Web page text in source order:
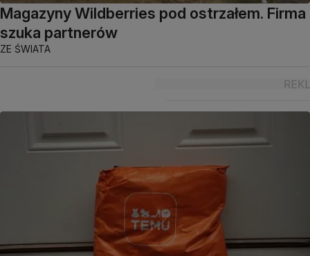
Magazyny Wildberries pod ostrzałem. Firma
szuka partnerów
ZE ŚWIATA